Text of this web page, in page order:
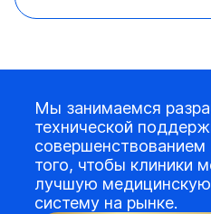
Мы занимаемся
технической
совершенствованием
того, чтобы клиники
лучшую
систему на рынке.